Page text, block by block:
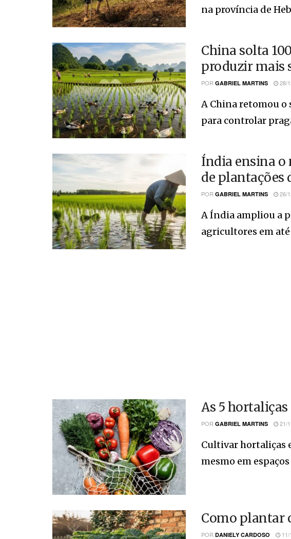
na província de
China solta
produzir mais
POR GABRIEL MARTINS 28/
A China retomou o
para controlar
Índia ensina o
de plantações
POR GABRIEL MARTINS 26/
A Índia ampliou a
agricultores em até
As 5
POR GABRIEL MARTINS 21/
Cultivar hortaliças
mesmo em espaços
Como plantar
POR DANIELY CARDOSO 11/